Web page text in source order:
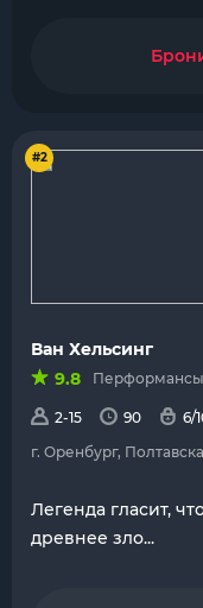
#2
Ван Хельсинг
9.8
Перформансы
2-15 90
6/
г. Оренбург,
Легенда гласит,
древнее зло...